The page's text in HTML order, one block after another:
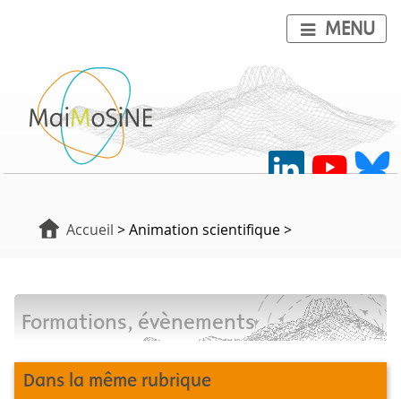
MENU
Accueil > Animation scientifique >
Formations, évènements
Dans la même rubrique